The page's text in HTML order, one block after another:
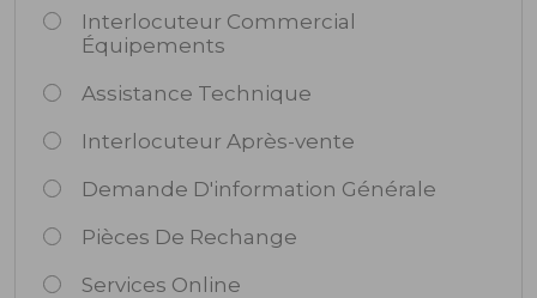
Interlocuteur Commercial
Équipements
Assistance Technique
Interlocuteur Après-vente
Demande D'information Générale
Pièces De Rechange
Services Online